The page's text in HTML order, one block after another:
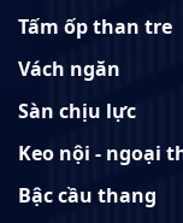
Tấm ốp than tre
Vách ngăn
Sàn chịu lực
Keo nội - ngoại
Bậc cầu thang